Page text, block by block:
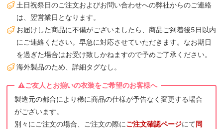
土日祝祭日のご注文およびお問い合わせへの弊社からのご連絡
は、翌営業日となります。
お届けした商品に不備がございましたら、商品ご到着後5日以内
にご連絡ください。早急に対応させていただきます。なお期日
を過ぎた場合はお受け致しかねますので予めご了承ください。
海外製品のため、詳細タグなし。
製造元の都合により稀に商品の仕様が予告なく変更する場合
がございます。
別々にご注文の場合、ご注文の際にご注文確認ページにて同